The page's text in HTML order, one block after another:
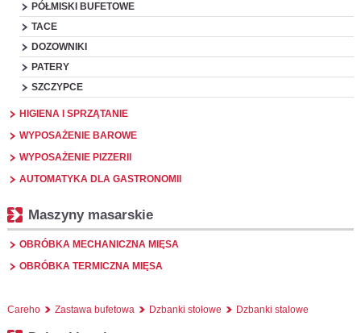
PÓŁMISKI BUFETOWE
TACE
DOZOWNIKI
PATERY
SZCZYPCE
HIGIENA I SPRZĄTANIE
WYPOSAŻENIE BAROWE
WYPOSAŻENIE PIZZERII
AUTOMATYKA DLA GASTRONOMII
Maszyny masarskie
OBRÓBKA MECHANICZNA MIĘSA
OBRÓBKA TERMICZNA MIĘSA
Careho Zastawa bufetowa Dzbanki stołowe Dzbanki stalowe